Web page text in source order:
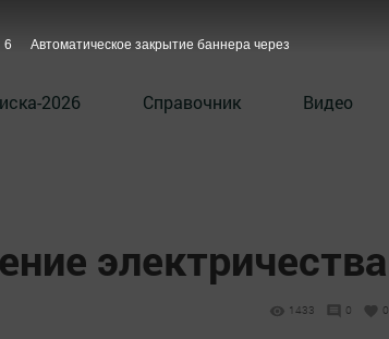
2026 Справочник Видео
электричества
1433 0 0
5 Автоматическое закрытие баннера через